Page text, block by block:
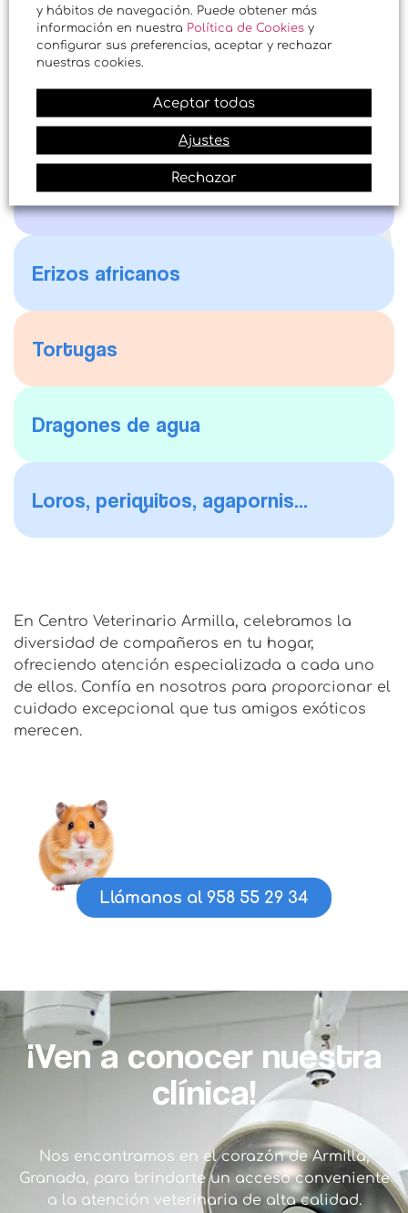
Cobayas
Hurones
Ardillas
Erizos africanos
Tortugas
Dragones de agua
Loros, periquitos, agapornis...
En Centro Veterinario Armilla, celebramos la
diversidad de compañeros en tu hogar,
ofreciendo atención especializada a cada uno
de ellos. Confía en nosotros para proporcionar el
cuidado excepcional que tus amigos exóticos
merecen.
Llámanos al 958 55 29 34
¡Ven a conocer nuestra
clínica!
Nos encontramos en el corazón de Armilla,
Granada, para brindarte un acceso conveniente
a la atención veterinaria de alta calidad.
y hábitos de navegación. Puede obtener más
información en nuestra Política de Cookies y
configurar sus preferencias, aceptar y rechazar
nuestras cookies.
Ajustes
Rechazar
Aceptar todas